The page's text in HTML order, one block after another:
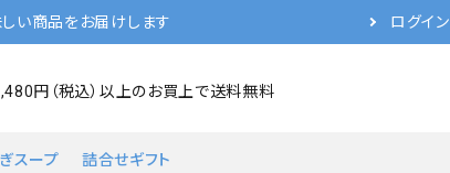
い商品をお届けします ログイン
円（税込）以上のお買上で送料無料
スープ 詰合せギフト